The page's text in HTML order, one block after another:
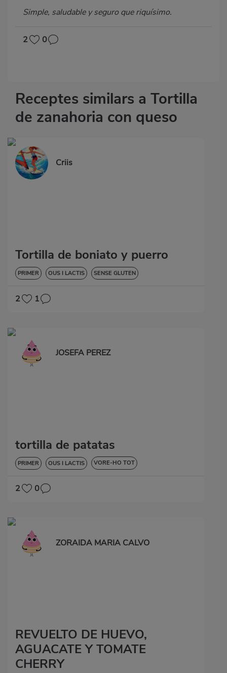
Simple, saludable y seguro que riquísimo.
2 0
Receptes similars a Tortilla
de zanahoria con queso
Criis
Tortilla de boniato y puerro
PRIMER OUS I LACTIS SENSE GLUTEN
2 1
JOSEFA PEREZ
tortilla de patatas
PRIMER OUS I LACTIS VORE-HO TOT
2 0
ZORAIDA MARIA CALVO
REVUELTO DE HUEVO,
AGUACATE Y TOMATE
CHERRY